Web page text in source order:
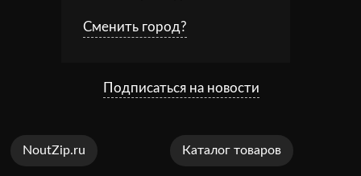
Сменить город?
Подписаться на новости
NoutZip.ru Каталог товаров